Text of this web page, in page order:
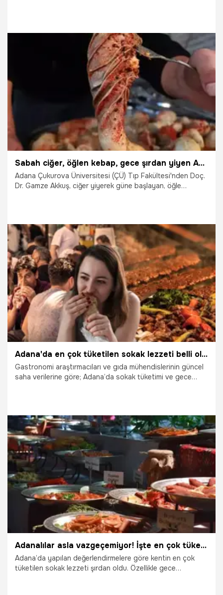
Sabah ciğer, öğlen kebap, gece şırdan yiyen Adanalılara önemli uyarı!
Adana Çukurova Üniversitesi (ÇÜ) Tıp Fakültesi'nden Doç.
Dr. Gamze Akkuş, ciğer yiyerek güne başlayan, öğle
kolesterolde, tansiyonda yüksekliklere ve obeziteye
sebep oluyor" dedi.
12.03.2026 Gündem
Adana'da en çok tüketilen sokak lezzeti belli oldu: Bir günde rekor oranda tüketiliyor: O yemek kebabı solladı!
Gastronomi araştırmacıları ve gıda mühendislerinin güncel
saha verilerine göre; Adana’da sokak tüketimi ve gece
buluşturan şırdan, artık sadece bir yemek değil, kentin en
büyük sosyolojik buluşma noktası haline geldi.
11.03.2026 Adana
Adanalılar asla vazgeçemiyor! İşte en çok tüketilen sokak lezzetleri
Adana’da yapılan değerlendirmelere göre kentin en çok
tüketilen sokak lezzeti şırdan oldu. Özellikle gece